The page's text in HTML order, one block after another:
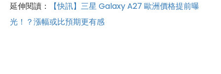
延伸閱讀：
【快訊】三星 Galaxy A27 歐洲價格提前曝
光！？漲幅或比預期更有感